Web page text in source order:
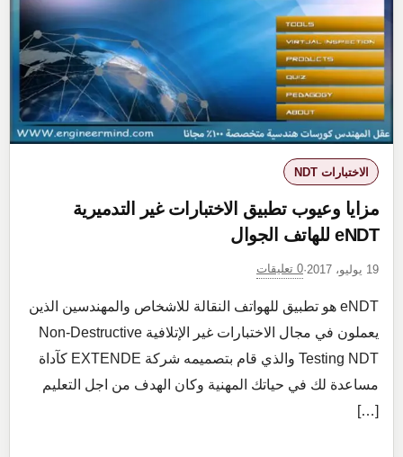
field
testing
الجزء
الاول
الاختبارات NDT
مزايا وعيوب تطبيق الاختبارات غير التدميرية
eNDT للهاتف الجوال
19 يوليو، 2017 ·0 تعليقات
eNDT هو تطبيق للهواتف النقالة للاشخاص والمهندسين الذين
يعملون في مجال الاختبارات غير الإتلافية Non-Destructive
Testing NDT والذي قام بتصميمه شركة EXTENDE كآداة
مساعدة لك في حياتك المهنية وكان الهدف من اجل التعليم
[…]